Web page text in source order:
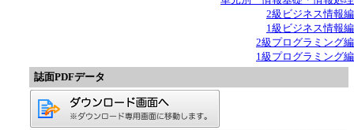
2級ビジネス情報編
1級ビジネス情報編
2級プログラミング編
1級プログラミング編
誌面PDFデータ